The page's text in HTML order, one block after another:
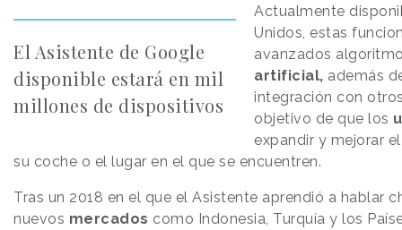
El Asistente de Google
disponible estará en mil
millones de dispositivos
Actualmente
Unidos, estas
avanzados
artificial, además
integración con
objetivo de que los
expandir y mejorar
su coche o el lugar en el que se encuentren.
Tras un 2018 en el que el Asistente aprendió a hablar
nuevos mercados como Indonesia, Turquía y los